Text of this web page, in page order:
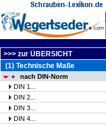
>>> zur ÜBERSICHT
(1) Technische Maße
+ nach DIN-Norm
DIN 1...
DIN 2...
DIN 3...
DIN 4...